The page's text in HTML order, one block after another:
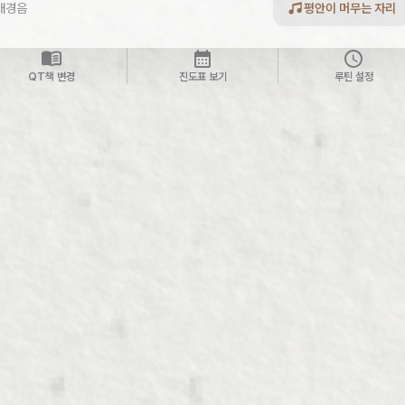
경음 평안이 머무는 자리
QT책 변경 진도표 보기 루틴 설정